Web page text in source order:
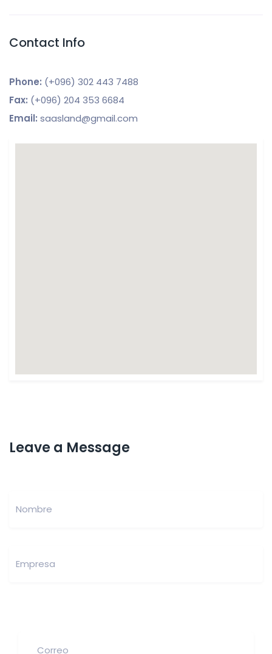
Contact Info
Phone: (+096) 302 443 7488
Fax: (+096) 204 353 6684
Email: saasland@gmail.com
Leave a Message